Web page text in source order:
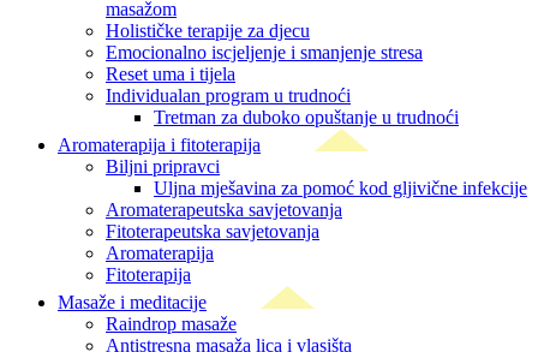
masažom
Holističke terapije za djecu
Emocionalno iscjeljenje i smanjenje stresa
Reset uma i tijela
Individualan program u trudnoći
Tretman za duboko opuštanje u trudnoći
Aromaterapija i fitoterapija
Biljni pripravci
Uljna mješavina za pomoć kod gljivične infekcije
Aromaterapeutska savjetovanja
Fitoterapeutska savjetovanja
Aromaterapija
Fitoterapija
Masaže i meditacije
Raindrop masaže
Antistresna masaža lica i vlasišta